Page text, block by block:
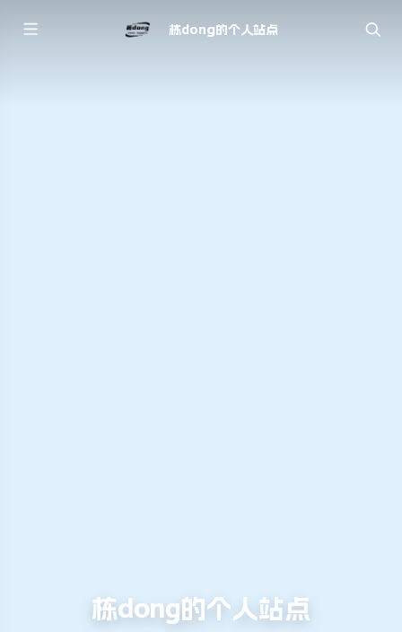
栋dong的个人站点
栋dong的个人站点